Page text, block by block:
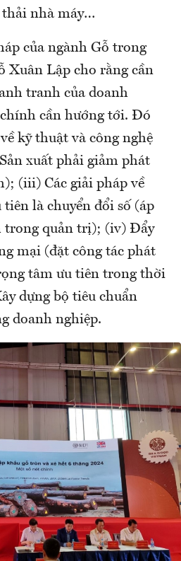
thải nhà máy…
của ngành Gỗ trong
Xuân Lập cho rằng cần
tranh của doanh
cần hướng tới. Đó
kỹ thuật và công nghệ
xuất phải giảm phát
(iii) Các giải pháp về
là chuyển đổi số (áp
trong quản trị); (iv) Đẩy
mại (đặt công tác phát
tâm ưu tiên trong thời
dựng bộ tiêu chuẩn
doanh nghiệp.